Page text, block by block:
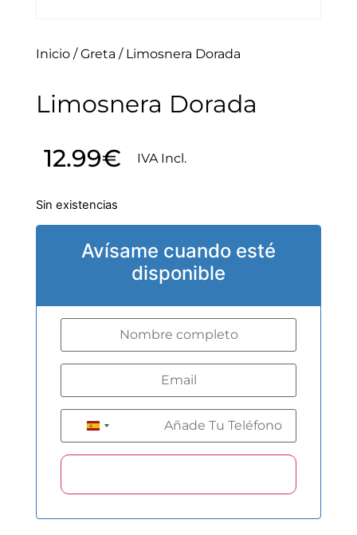
Inicio/Greta / Limosnera Dorada
Limosnera Dorada
12.99€ IVA Incl.
Sin existencias
Avísame cuando esté
disponible
Spain +34